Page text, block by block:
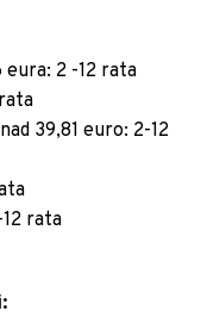
2 -12 rata
39,81 euro: 2-12
rata